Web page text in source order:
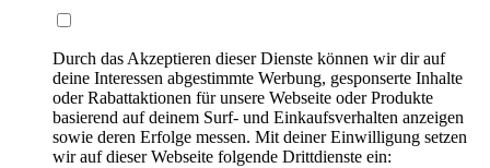
Durch das Akzeptieren dieser Dienste können wir dir auf
deine Interessen abgestimmte Werbung, gesponserte Inhalte
oder Rabattaktionen für unsere Webseite oder Produkte
basierend auf deinem Surf- und Einkaufsverhalten anzeigen
sowie deren Erfolge messen. Mit deiner Einwilligung setzen
wir auf dieser Webseite folgende Drittdienste ein: